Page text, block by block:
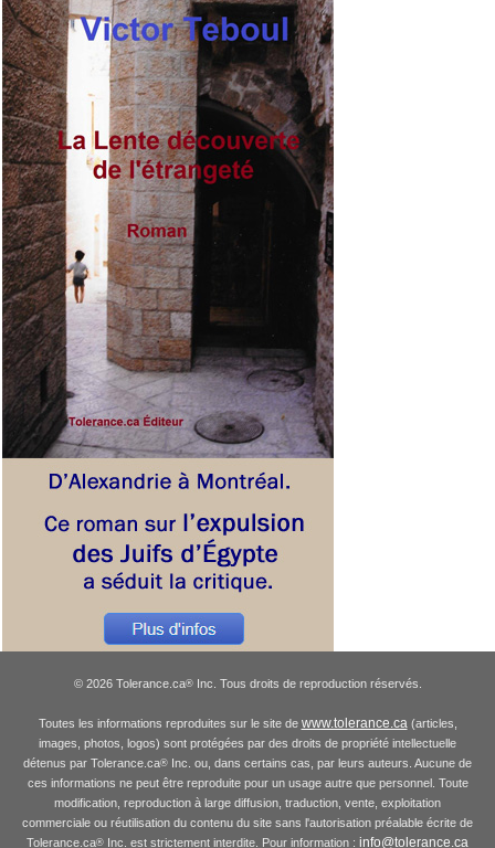
© 2026 Tolerance.ca®Inc. Tous droits de reproduction réservés.
Toutes les informations reproduites sur le site de www.tolerance.ca(articles,
images, photos, logos) sont protégées par des droits de propriété intellectuelle
détenus par Tolerance.ca® Inc. ou, dans certains cas, par leurs auteurs. Aucune de
ces informations ne peut être reproduite pour un usage autre que personnel. Toute
modification, reproduction à large diffusion, traduction, vente, exploitation
commerciale ou réutilisation du contenu du site sans l'autorisation préalable écrite de
Tolerance.ca® Inc. est strictement interdite. Pour information : info@tolerance.ca